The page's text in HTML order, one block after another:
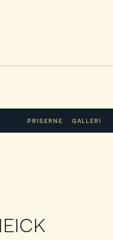
PRISERNE GALLERI